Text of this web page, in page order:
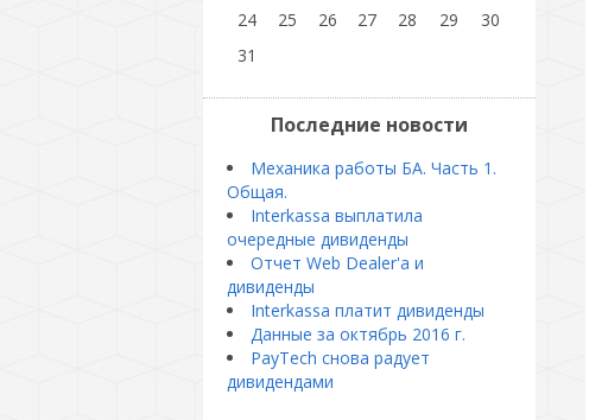
24
25 26 27 28 29
30
31
Последние новости
Механика работы БА. Часть 1.
Общая.
Interkassa выплатила
очередные дивиденды
Отчет Web Dealer'a и
дивиденды
Interkassa платит дивиденды
Данные за октябрь 2016 г.
PayTech снова радует
дивидендами